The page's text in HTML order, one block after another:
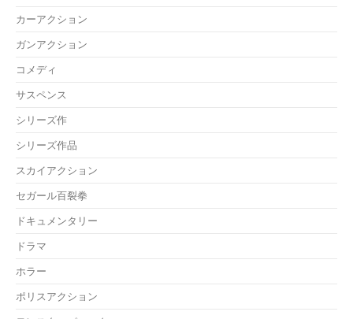
カーアクション
ガンアクション
コメディ
サスペンス
シリーズ作
シリーズ作品
スカイアクション
セガール百裂拳
ドキュメンタリー
ドラマ
ホラー
ポリスアクション